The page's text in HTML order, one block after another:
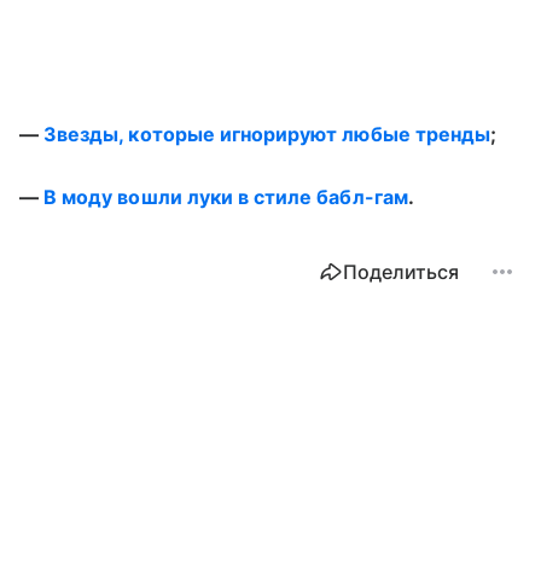
— Звезды, которые игнорируют любые тренды;
— В моду вошли луки в стиле бабл-гам.
Поделиться